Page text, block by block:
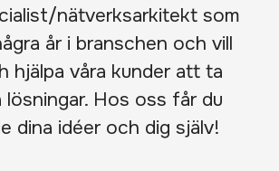
nätverksarkitekt som
år i branschen och vill
hjälpa våra kunder att ta
lösningar. Hos oss får du
dina idéer och dig själv!